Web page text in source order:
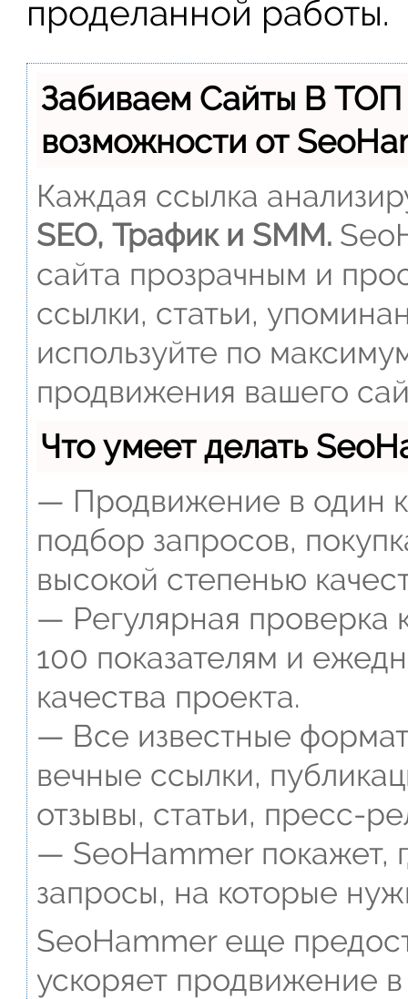
проделанной работы.
Забиваем Сайты В
возможности от
Каждая ссылка
SEO, Трафик и SMM.
сайта прозрачным и
ссылки, статьи,
используйте по
продвижения вашего
Что умеет делать
— Продвижение в один
подбор запросов,
высокой степенью
— Регулярная проверка
100 показателям и
качества проекта.
— Все известные
вечные ссылки,
отзывы, статьи, пресс-
— SeoHammer покажет,
запросы, на которые
SeoHammer еще
ускоряет продвижение